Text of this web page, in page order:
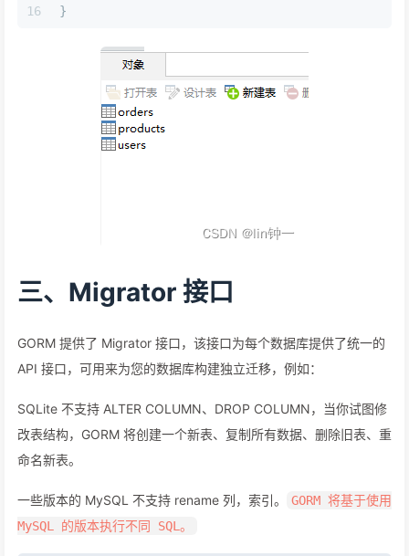
16
}
三、Migrator 接口
GORM 提供了 Migrator 接口，该接口为每个数据库提供了统一的
API 接口，可用来为您的数据库构建独立迁移，例如：
SQLite 不支持 ALTER COLUMN、DROP COLUMN，当你试图修
改表结构，GORM 将创建一个新表、复制所有数据、删除旧表、重
命名新表。
一些版本的 MySQL 不支持 rename 列，索引。
GORM 将基于使用
MySQL 的版本执行不同 SQL。